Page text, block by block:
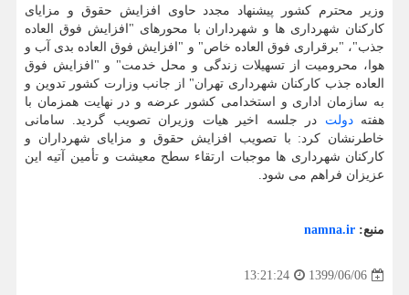
وزیر محترم کشور پیشنهاد مجدد حاوی افزایش حقوق و مزایای
کارکنان شهرداری ها و شهرداران با محورهای "افزایش فوق العاده
جذب"، "برقراری فوق العاده خاص" و "افزایش فوق العاده بدی آب و
هوا، محرومیت از تسهیلات زندگی و محل خدمت" و "افزایش فوق
العاده جذب کارکنان شهرداری تهران" از جانب وزارت کشور تدوین و
به سازمان اداری و استخدامی کشور عرضه و در نهایت همزمان با
هفتهدولت در جلسه اخیر هیات وزیران تصویب گردید. سامانی
خاطرنشان کرد: با تصویب افزایش حقوق و مزایای شهرداران و
کارکنان شهرداری ها موجبات ارتقاء سطح معیشت و تأمین آتیه این
عزیزان فراهم می شود.
منبع: namna.ir
1399/06/06
13:21:24